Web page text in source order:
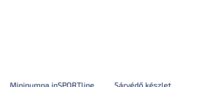
Minipumpa inSPORTline
Sárvédő készlet